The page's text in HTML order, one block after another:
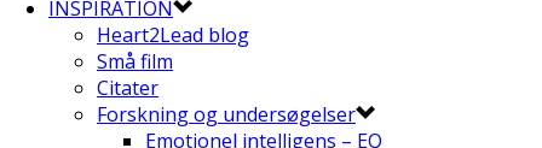
INSPIRATION
Heart2Lead blog
Små film
Citater
Forskning og undersøgelser
Emotionel intelligens – EQ